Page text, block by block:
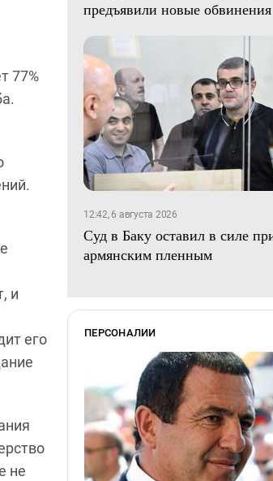
77%
и
его
не
предъявили новые обвинения
12:42, 6 августа 2026
Суд в Баку оставил в силе
армянским пленным
ПЕРСОНАЛИИ